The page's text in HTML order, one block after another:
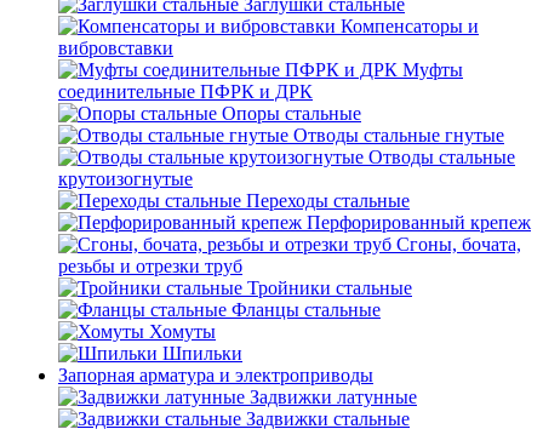
Заглушки стальные
Компенсаторы и
вибровставки
Муфты
соединительные ПФРК и ДРК
Опоры стальные
Отводы стальные гнутые
Отводы стальные
крутоизогнутые
Переходы стальные
Перфорированный крепеж
Сгоны, бочата,
резьбы и отрезки труб
Тройники стальные
Фланцы стальные
Хомуты
Шпильки
Запорная арматура и электроприводы
Задвижки латунные
Задвижки стальные